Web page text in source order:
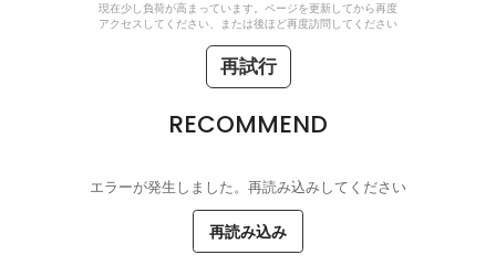
現在少し負荷が高まっています。ページを更新してから再度
アクセスしてください、または後ほど再度訪問してください
再試行
RECOMMEND
エラーが発生しました。再読み込みしてください
再読み込み